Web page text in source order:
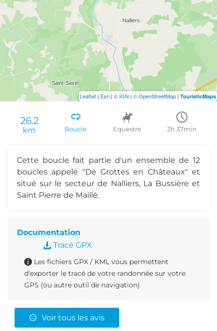
26.2
km Boucle Equestre 2h 37min
Cette boucle fait partie d'un ensemble de 12
boucles appelé "De Grottes en Châteaux" et
situé sur le secteur de Nalliers, La Bussière et
Saint Pierre de Maillé.
Documentation
Tracé GPX
Les fichiers GPX / KML vous permettent
d'exporter le tracé de votre randonnée sur votre
GPS (ou autre outil de navigation)
Voir tous les avis
Leaflet | Esri | © IGN | © OpenStreetMap | TouristicMaps